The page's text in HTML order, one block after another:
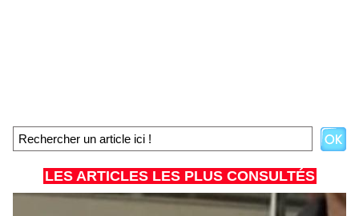
LES ARTICLES LES PLUS CONSULTÉS